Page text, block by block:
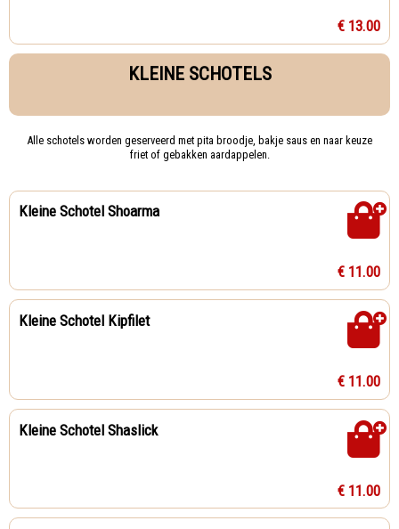
€ 13.00
KLEINE SCHOTELS
Alle schotels worden geserveerd met pita broodje, bakje saus en naar keuze
friet of gebakken aardappelen.
Kleine Schotel Shoarma
€ 11.00
Kleine Schotel Kipfilet
€ 11.00
Kleine Schotel Shaslick
€ 11.00